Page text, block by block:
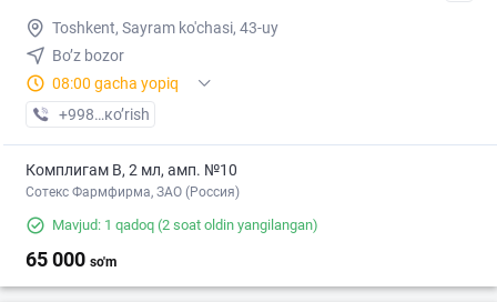
Toshkent, Sayram ko'chasi, 43-uy
Bo’z bozor
08:00 gacha yopiq
+998 (55) XXX-XX-XX
кo’rish
Комплигам В, 2 мл, амп. №10
Сотекс Фармфирма, ЗАО (Россия)
Mavjud: 1 qadoq (2 soat oldin yangilangan)
65 000 so'm